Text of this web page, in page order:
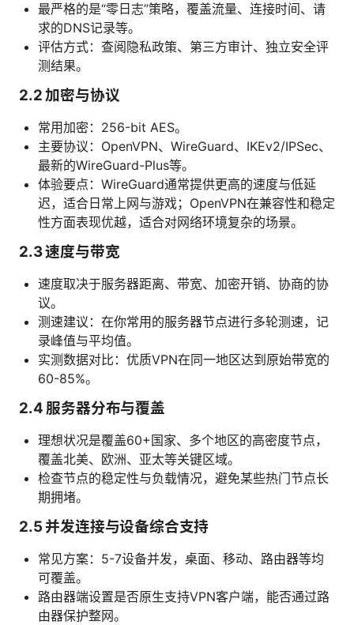
最严格的是“零日志”策略，覆盖流量、连接时间、请
求的DNS记录等。
评估方式：查阅隐私政策、第三方审计、独立安全评
测结果。
2.2 加密与协议
常用加密：256-bit AES。
主要协议：OpenVPN、WireGuard、IKEv2/IPSec、
最新的WireGuard-Plus等。
体验要点：WireGuard通常提供更高的速度与低延
迟，适合日常上网与游戏；OpenVPN在兼容性和稳定
性方面表现优越，适合对网络环境复杂的场景。
2.3 速度与带宽
速度取决于服务器距离、带宽、加密开销、协商的协
议。
测速建议：在你常用的服务器节点进行多轮测速，记
录峰值与平均值。
实测数据对比：优质VPN在同一地区达到原始带宽的
60-85%。
2.4 服务器分布与覆盖
理想状况是覆盖60+国家、多个地区的高密度节点，
覆盖北美、欧洲、亚太等关键区域。
检查节点的稳定性与负载情况，避免某些热门节点长
期拥堵。
2.5 并发连接与设备综合支持
常见方案：5-7设备并发，桌面、移动、路由器等均
可覆盖。
路由器端设置是否原生支持VPN客户端，能否通过路
由器保护整网。